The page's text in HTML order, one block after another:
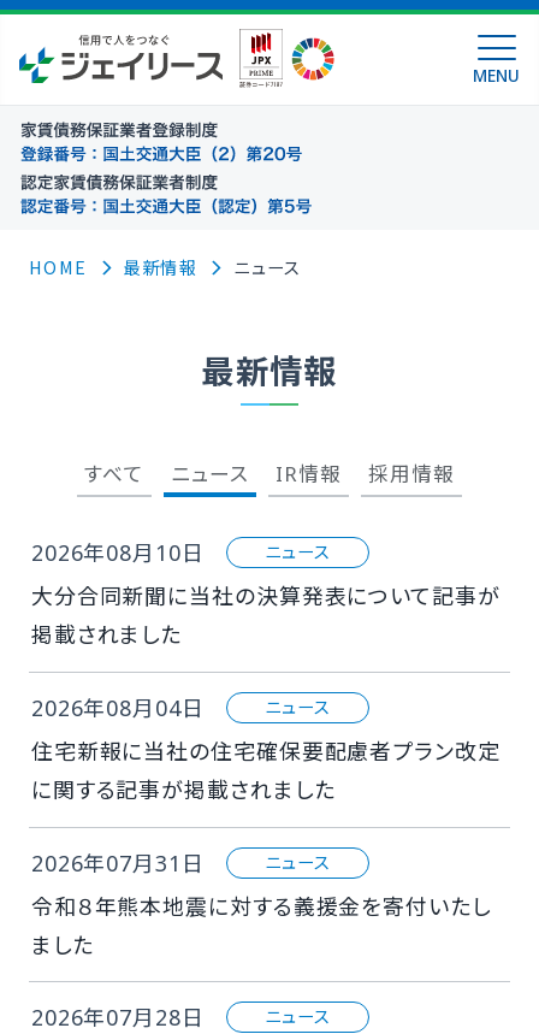
MENU
HOME 最新情報 ニュース
最新情報
すべて ニュース IR情報 採用情報
2026年08月10日 ニュース
大分合同新聞に当社の決算発表について記事が
掲載されました
2026年08月04日 ニュース
住宅新報に当社の住宅確保要配慮者プラン改定
に関する記事が掲載されました
2026年07月31日 ニュース
令和８年熊本地震に対する義援金を寄付いたし
ました
2026年07月28日 ニュース